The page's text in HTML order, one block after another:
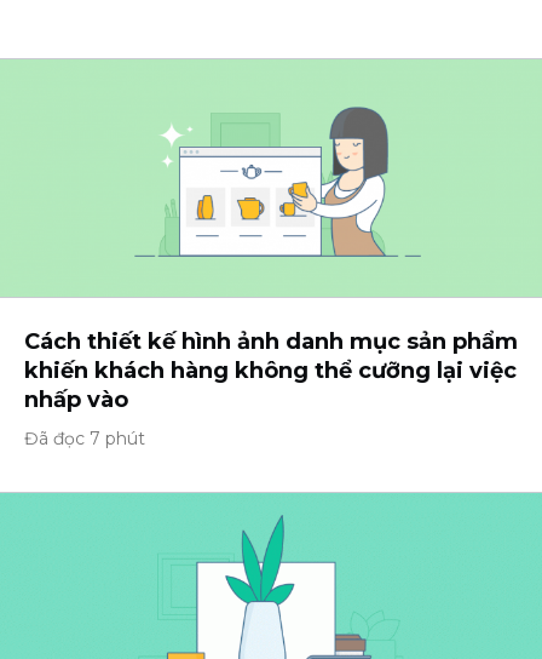
Cách thiết kế hình ảnh danh mục sản phẩm
khiến khách hàng không thể cưỡng lại việc
nhấp vào
Đã đọc 7 phút